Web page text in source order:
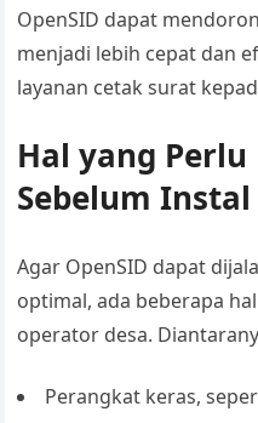
OpenSID dapat
menjadi lebih cepat dan
layanan cetak surat
Hal yang
Sebelum Instal
Agar OpenSID dapat
optimal, ada beberapa
operator desa.
Perangkat keras,